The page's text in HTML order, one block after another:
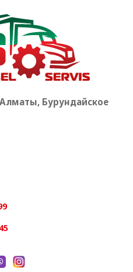
Алматы, Бурундайское